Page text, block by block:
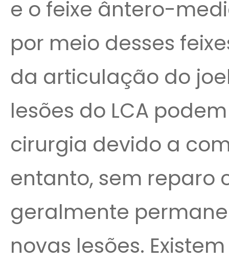
e o feixe ântero-
por meio desses
da articulação do
lesões do LCA
cirurgia devido a
entanto, sem reparo
geralmente
novas lesões.